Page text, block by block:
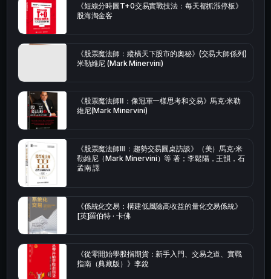
《短線分時圖T+0交易實戰技法：每天都抓漲停板》
股海淘金客
《股票魔法師：縱橫天下股市的奧秘》(交易大師係列)
米勒維尼 (Mark Minervini)
《股票魔法師Ⅱ：像冠軍一樣思考和交易》馬克·米勒
維尼(Mark Minervini)
《股票魔法師Ⅲ：趨勢交易圓桌訪談》（美）馬克·米
勒維尼（Mark Minervini）等 著；李鬆陽，王韻，石
孟南 譯
《係統化交易：構建低風險高收益的量化交易係統》
[英]羅伯特 · 卡佛
《從零開始學股指期貨：新手入門、交易之道、實戰
指南（典藏版）》李銳